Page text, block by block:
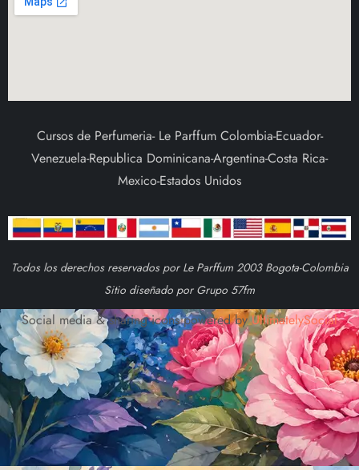
Cursos de Perfumeria- Le Parffum Colombia-Ecuador-
Venezuela-Republica Dominicana-Argentina-Costa Rica-
Mexico-Estados Unidos
Todos los derechos reservados por Le Parffum 2003 Bogota-Colombia
Sitio diseñado por Grupo 57fm
Social media & sharing icons powered byUltimatelySocial